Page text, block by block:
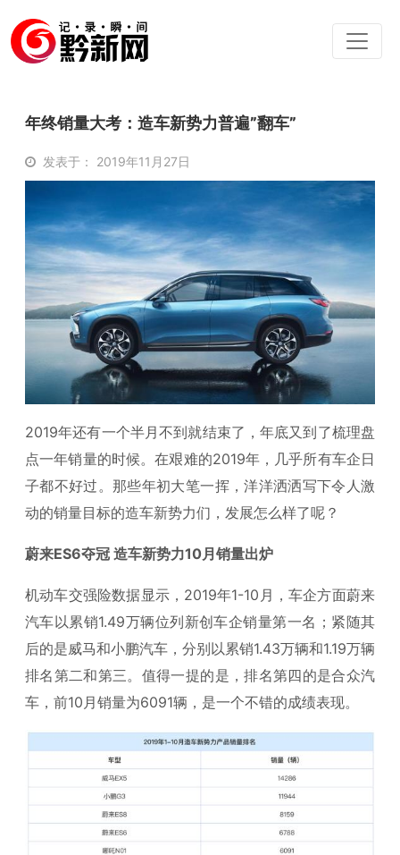
年终销量大考：造车新势力普遍”翻车”
发表于： 2019年11月27日
2019年还有一个半月不到就结束了，年底又到了梳理盘
点一年销量的时候。在艰难的2019年，几乎所有车企日
子都不好过。那些年初大笔一挥，洋洋洒洒写下令人激
动的销量目标的造车新势力们，发展怎么样了呢？
蔚来ES6夺冠 造车新势力10月销量出炉
机动车交强险数据显示，2019年1-10月，车企方面蔚来
汽车以累销1.49万辆位列新创车企销量第一名；紧随其
后的是威马和小鹏汽车，分别以累销1.43万辆和1.19万辆
排名第二和第三。值得一提的是，排名第四的是合众汽
车，前10月销量为6091辆，是一个不错的成绩表现。